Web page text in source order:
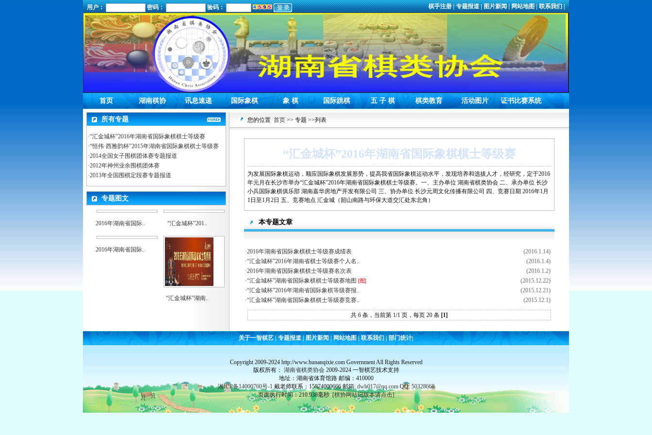
用户： 密码： 验码： 棋手注册|专题报道|图片新闻|网站地图|联系我们|
首页 湖南棋协 讯息速递 国际象棋 象 棋 国际跳棋 五 子 棋 棋类教育 活动图片 证书比赛系统
所有专题
·“汇金城杯”2016年湖南省国际象棋棋士等级赛
·“恒伟·西雅韵杯”2015年湖南省国际象棋棋士等级赛
·2014全国女子围棋团体赛专题报道
·2012年神州业余围棋团体赛
·2013年全国围棋定段赛专题报道
专题图文
2016年湖南省国际.. “汇金城杯”201..
2016年湖南省国际..
“汇金城杯”湖南..
您的位置 首页 >> 专题 >>列表
“汇金城杯”2016年湖南省国际象棋棋士等级赛
为发展国际象棋运动，顺应国际象棋发展形势，提高我省国际象棋运动水平，发现培养和选拔人才，经研究，定于2016
年元月在长沙市举办“汇金城杯”2016年湖南省国际象棋棋士等级赛。一、主办单位 湖南省棋类协会 二、承办单位 长沙
小兵国际象棋俱乐部 湖南嘉华房地产开发有限公司 三、协办单位 长沙元周文化传播有限公司 四、竞赛日期 2016年1月
1日至1月2日 五、竞赛地点 汇金城（韶山南路与环保大道交汇处东北角）
本专题文章
(2016.1.14)
·2016年湖南省国际象棋棋士等级赛成绩表
(2016.1.4)
·“汇金城杯”2016年湖南省棋士等级赛个人名..
(2016.1.2)
·2016年湖南省国际象棋棋士等级赛名次表
(2015.12.22)
·“汇金城杯”湖南省国际象棋棋士等级赛地图 [图]
(2015.12.21)
·“汇金城杯”2016年湖南省国际象棋等级赛报..
(2015.12.1)
·“汇金城杯”湖南省国际象棋棋士等级赛竞赛..
共 6 条，当前第 1/1 页，每页 20 条 [1]
关于一智棋艺 专题报道 图片新闻|网站地图| 联系我们 |部门统计|
Copyright 2009-2024 http://www.hunanqixie.com Government All Rights Reserved
版权所有： 湖南省棋类协会2009-2024 一智棋艺技术支持
地址：湖南省体育馆路 邮编：410000
湘ICP备14000760号-1 戴老师联系：15874000666 邮箱: dwh017@qq.comQQ: 50328668
页面执行时间：210.938毫秒[棋协网站旧版本请点击]